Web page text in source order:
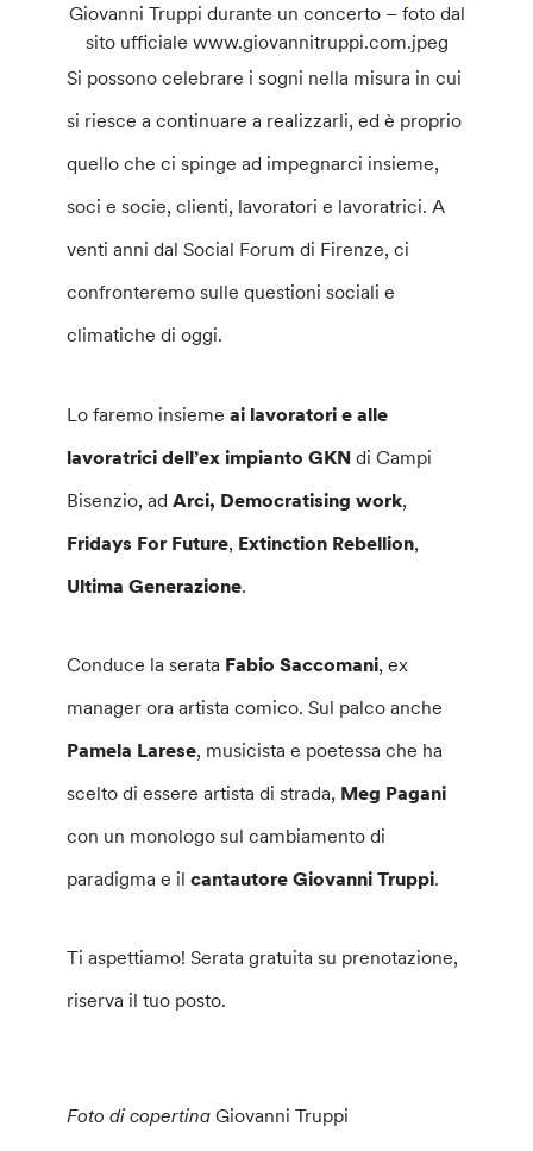
Giovanni Truppi durante un concerto – foto dal
sito ufficiale www.giovannitruppi.com.jpeg
Si possono celebrare i sogni nella misura in cui
si riesce a continuare a realizzarli, ed è proprio
quello che ci spinge ad impegnarci insieme,
soci e socie, clienti, lavoratori e lavoratrici. A
venti anni dal Social Forum di Firenze, ci
confronteremo sulle questioni sociali e
climatiche di oggi.
Lo faremo insiemeai lavoratori e alle
lavoratrici dell’ex impianto GKN di Campi
Bisenzio, adArci, Democratising work,
Fridays For Future, Extinction Rebellion,
Ultima Generazione.
Conduce la serata Fabio Saccomani, ex
manager ora artista comico. Sul palco anche
Pamela Larese, musicista e poetessa che ha
scelto di essere artista di strada, Meg Pagani
con un monologo sul cambiamento di
paradigma e il cantautore Giovanni Truppi.
Ti aspettiamo! Serata gratuita su prenotazione,
riserva il tuo posto.
Foto di copertinaGiovanni Truppi